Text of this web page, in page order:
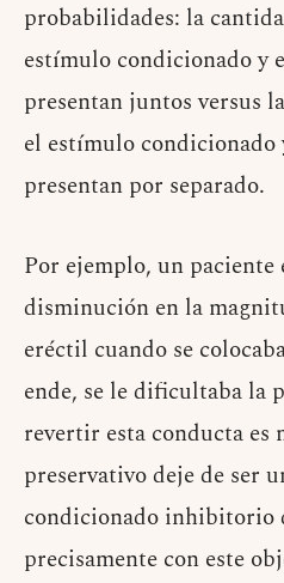
probabilidades: la
estímulo condicionado y
presentan juntos versus
el estímulo
presentan por separado.
Por ejemplo, un paciente
disminución en la
eréctil cuando se
ende, se le dificultaba la
revertir esta conducta es
preservativo deje de ser
condicionado inhibitorio
precisamente con este